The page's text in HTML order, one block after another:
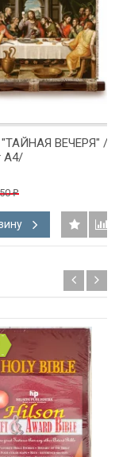
"ТАЙНАЯ ВЕЧЕРЯ" /
А4/
₽